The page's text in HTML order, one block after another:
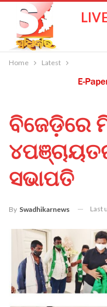
Home Latest
ବିଜେଡ଼ିରେ
ସଭାପତି
By Swadhikarnews Last